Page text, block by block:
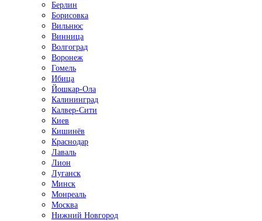
Берлин
Борисовка
Вильнюс
Винница
Волгоград
Воронеж
Гомель
Ибица
Йошкар-Ола
Калининград
Калвер-Сити
Киев
Кишинёв
Краснодар
Лаваль
Лион
Луганск
Минск
Монреаль
Москва
Нижний Новгород